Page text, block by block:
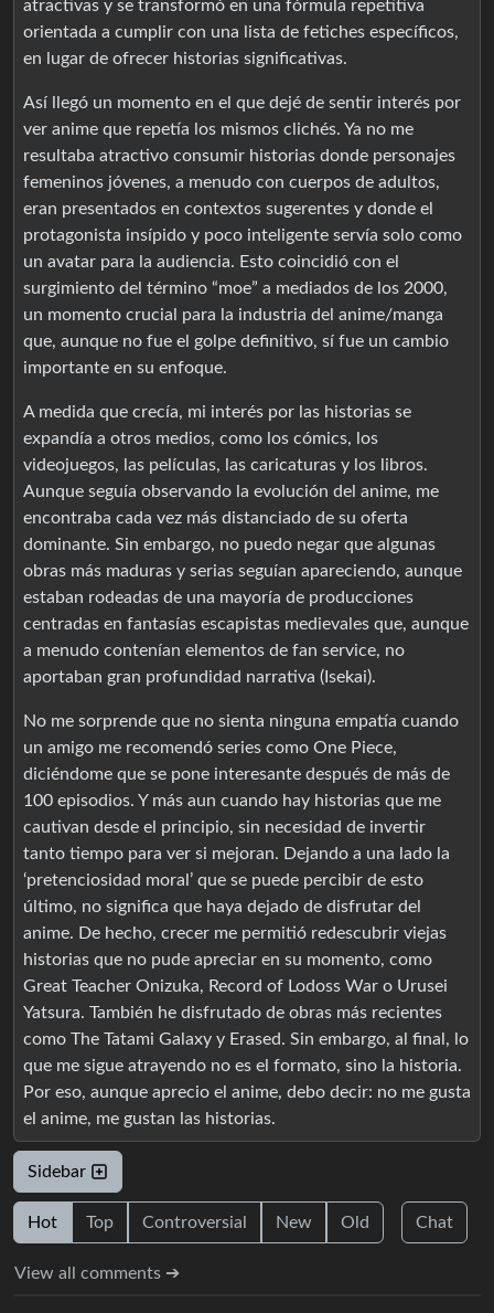
atractivas y se transformó en una fórmula repetitiva
orientada a cumplir con una lista de fetiches específicos,
en lugar de ofrecer historias significativas.
Así llegó un momento en el que dejé de sentir interés por
ver anime que repetía los mismos clichés. Ya no me
resultaba atractivo consumir historias donde personajes
femeninos jóvenes, a menudo con cuerpos de adultos,
eran presentados en contextos sugerentes y donde el
protagonista insípido y poco inteligente servía solo como
un avatar para la audiencia. Esto coincidió con el
surgimiento del término “moe” a mediados de los 2000,
un momento crucial para la industria del anime/manga
que, aunque no fue el golpe definitivo, sí fue un cambio
importante en su enfoque.
A medida que crecía, mi interés por las historias se
expandía a otros medios, como los cómics, los
videojuegos, las películas, las caricaturas y los libros.
Aunque seguía observando la evolución del anime, me
encontraba cada vez más distanciado de su oferta
dominante. Sin embargo, no puedo negar que algunas
obras más maduras y serias seguían apareciendo, aunque
estaban rodeadas de una mayoría de producciones
centradas en fantasías escapistas medievales que, aunque
a menudo contenían elementos de fan service, no
aportaban gran profundidad narrativa (Isekai).
No me sorprende que no sienta ninguna empatía cuando
un amigo me recomendó series como One Piece,
diciéndome que se pone interesante después de más de
100 episodios. Y más aun cuando hay historias que me
cautivan desde el principio, sin necesidad de invertir
tanto tiempo para ver si mejoran. Dejando a una lado la
‘pretenciosidad moral’ que se puede percibir de esto
último, no significa que haya dejado de disfrutar del
anime. De hecho, crecer me permitió redescubrir viejas
historias que no pude apreciar en su momento, como
Great Teacher Onizuka, Record of Lodoss War o Urusei
Yatsura. También he disfrutado de obras más recientes
como The Tatami Galaxy y Erased. Sin embargo, al final, lo
que me sigue atrayendo no es el formato, sino la historia.
Por eso, aunque aprecio el anime, debo decir: no me gusta
el anime, me gustan las historias.
Sidebar
Hot Top Controversial New Old Chat
View all comments ➔